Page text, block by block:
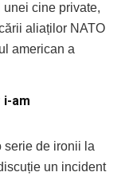
unei cine private,
aliaților NATO
american a
i-am
serie de ironii la
un incident